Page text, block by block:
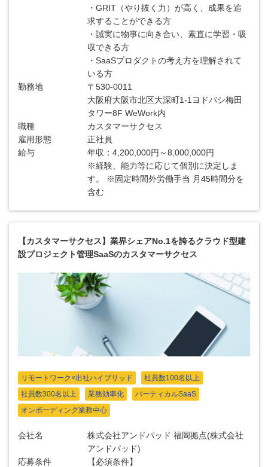
・GRIT（やり抜く力）が高く、成果を追
求することができる方
・誠実に物事に向き合い、素直に学習・吸
収できる方
・SaaSプロダクトの考え方を理解されて
いる方
勤務地
〒530-0011
大阪府大阪市北区大深町1-1ヨドバシ梅田
タワー8F WeWork内
職種
カスタマーサクセス
雇用形態
正社員
給与
年収：4,200,000円～8,000,000円
※経験、能力等に応じて個別に決定しま
す。 ※固定時間外労働手当 月45時間分を
含む
【カスタマーサクセス】業界シェアNo.1を誇るクラウド型建
設プロジェクト管理SaaSのカスタマーサクセス
リモートワーク×出社ハイブリッド
社員数100名以上
社員数300名以上
業務効率化
バーティカルSaaS
オンボーディング業務中心
会社名
株式会社アンドパッド 福岡拠点(株式会社
アンドパッド)
応募条件
【必須条件】